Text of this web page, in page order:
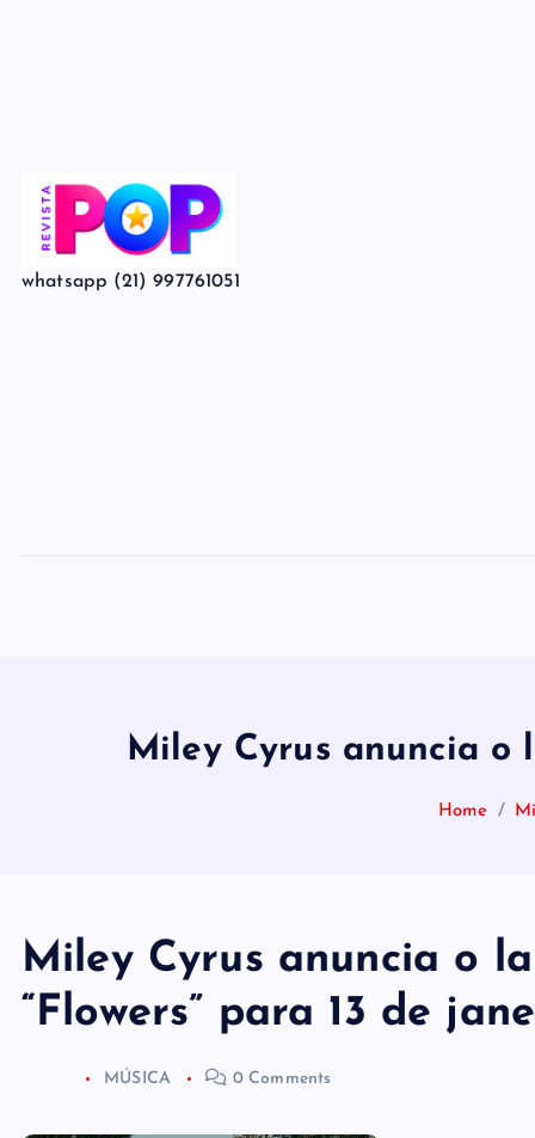
whatsapp (21) 997761051
Miley Cyrus anuncia o
Home
Miley Cyrus anuncia o
“Flowers” para 13 de
MÚSICA 0 Comments